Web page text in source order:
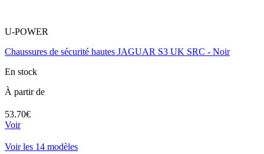
U-POWER
Chaussures de sécurité hautes JAGUAR S3 UK SRC - Noir
En stock
À partir de
53.70€
Voir
Voir les 14 modèles